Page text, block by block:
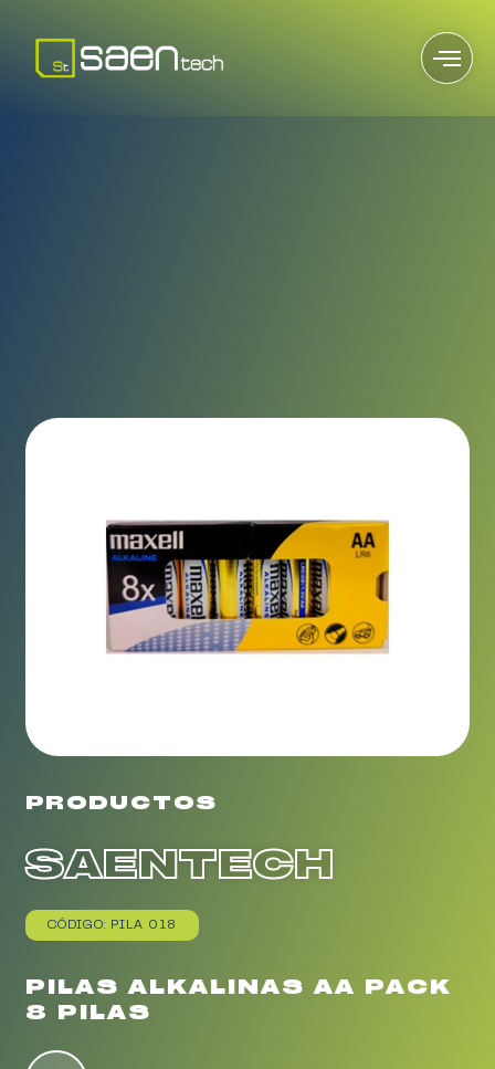
PRODUCTOS
SAENTECH
CÓDIGO: PILA 018
PILAS ALKALINAS AA PACK
8 PILAS